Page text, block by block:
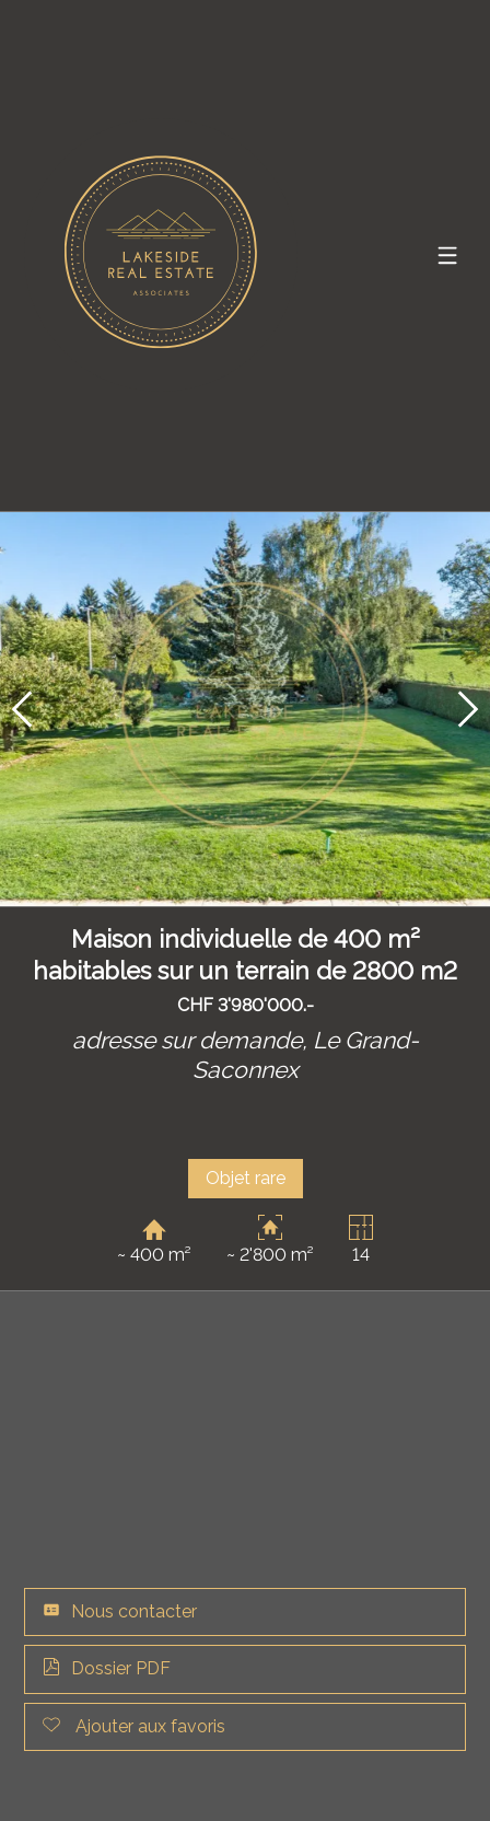
Maison individuelle de 400 m²
habitables sur un terrain de 2800 m2
CHF 3'980'000.-
adresse sur demande, Le Grand-
Saconnex
Objet rare
~ 400 m² ~ 2'800 m² 14
Nous contacter
Dossier PDF
Ajouter aux favoris